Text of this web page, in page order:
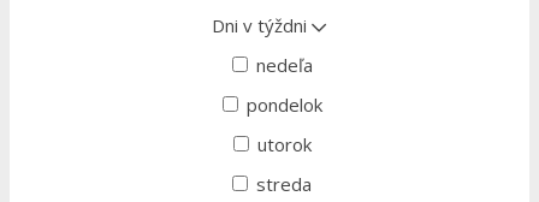
Dni v týždni
nedeľa
pondelok
utorok
streda